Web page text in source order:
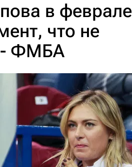
в феврале
что не
- ФМБА